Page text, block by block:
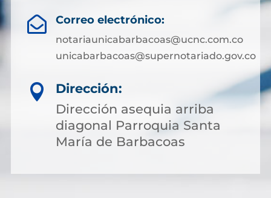
 Correo electrónico:
notariaunicabarbacoas@ucnc.com.co
unicabarbacoas@supernotariado.gov.co

Dirección:
Dirección asequia arriba
diagonal Parroquia Santa
María de Barbacoas